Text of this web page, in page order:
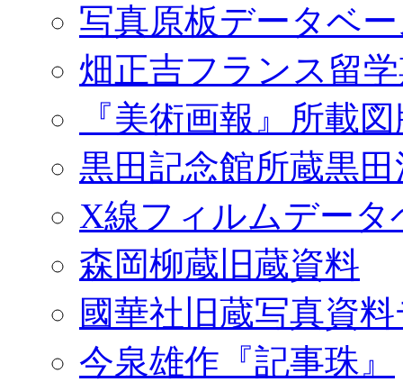
写真原板データベ
畑正吉フランス留
『美術画報』所載
黒田記念館所蔵黒
X線フィルムデータ
森岡柳蔵旧蔵資料
國華社旧蔵写真資
今泉雄作『記事珠』